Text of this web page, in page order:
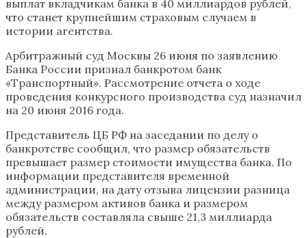
выплат вкладчикам банка в 40 миллиардов рублей,
что станет крупнейшим страховым случаем в
истории агентства.
Арбитражный суд Москвы 26 июня по заявлению
Банка России признал банкротом банк
«Транспортный». Рассмотрение отчета о ходе
проведения конкурсного производства суд назначил
на 20 июня 2016 года.
Представитель ЦБ РФ на заседании по делу о
банкротстве сообщил, что размер обязательств
превышает размер стоимости имущества банка. По
информации представителя временной
администрации, на дату отзыва лицензии разница
между размером активов банка и размером
обязательств составляла свыше 21,3 миллиарда
рублей.